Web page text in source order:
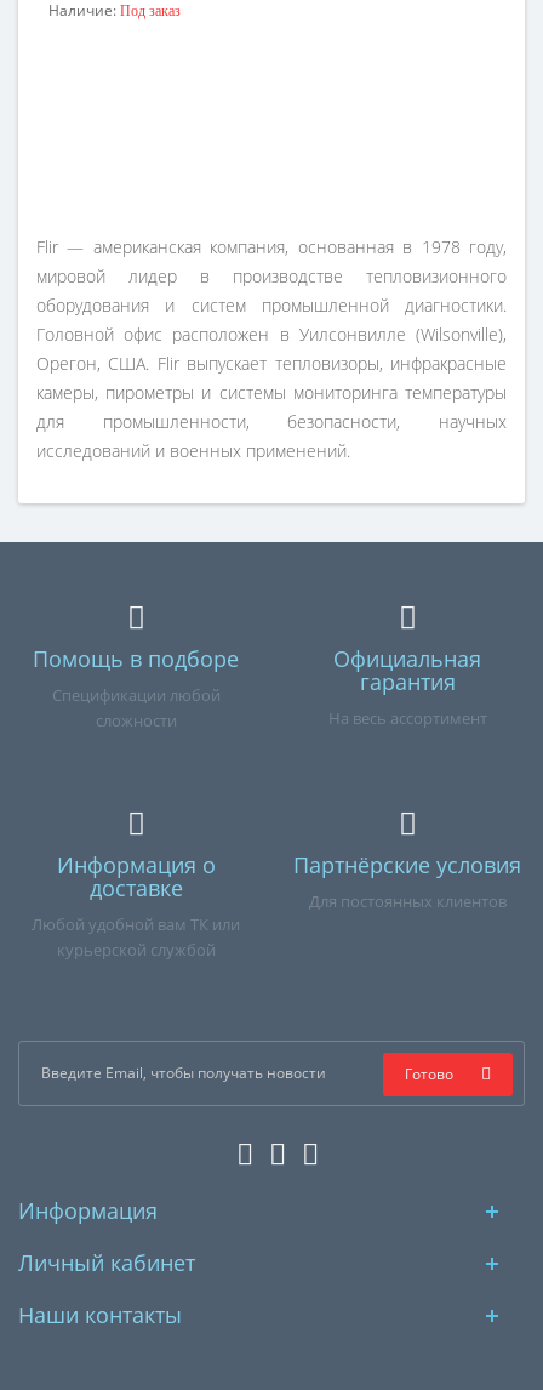
Наличие: Под заказ
Flir — американская компания, основанная в 1978 году,
мировой лидер в производстве тепловизионного
оборудования и систем промышленной диагностики.
Головной офис расположен в Уилсонвилле (Wilsonville),
Орегон, США. Flir выпускает тепловизоры, инфракрасные
камеры, пирометры и системы мониторинга температуры
для промышленности, безопасности, научных
исследований и военных применений.
Помощь в подборе
Спецификации любой
сложности
Официальная
гарантия
На весь ассортимент
Информация о
доставке
Любой удобной вам ТК или
курьерской службой
Партнёрские условия
Для постоянных клиентов
Готово
Информация
Личный кабинет
Наши контакты